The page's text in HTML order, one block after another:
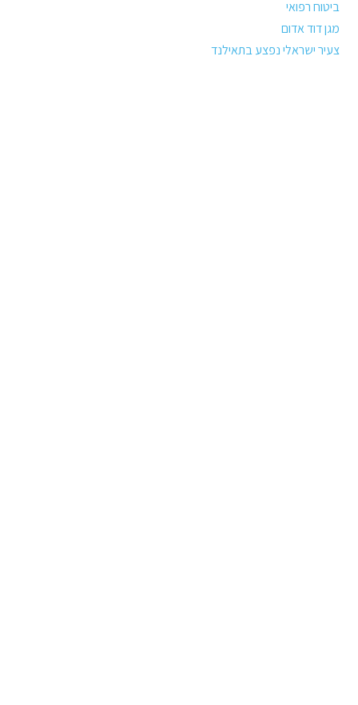
ביטוח רפואי
מגן דוד אדום
צעיר ישראלי נפצע בתאילנד